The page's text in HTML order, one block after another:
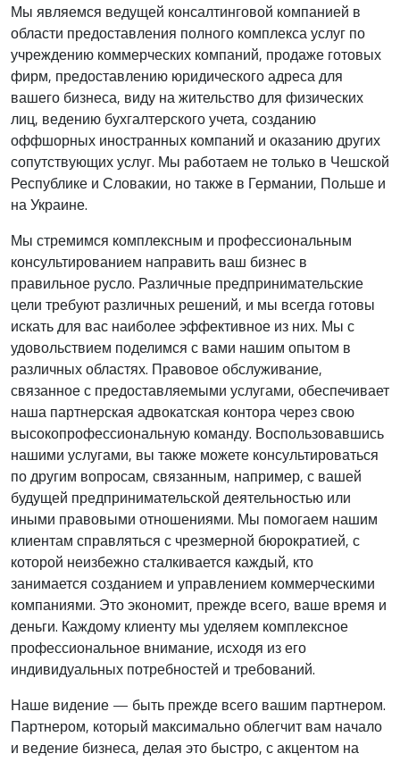
Мы являемся ведущей консалтинговой компанией в
области предоставления полного комплекса услуг по
учреждению коммерческих компаний, продаже готовых
фирм, предоставлению юридического адреса для
вашего бизнеса, виду на жительство для физических
лиц, ведению бухгалтерского учета, созданию
оффшорных иностранных компаний и оказанию других
сопутствующих услуг. Мы работаем не только в Чешской
Республике и Словакии, но также в Германии, Польше и
на Украине.
Мы стремимся комплексным и профессиональным
консультированием направить ваш бизнес в
правильное русло. Различные предпринимательские
цели требуют различных решений, и мы всегда готовы
искать для вас наиболее эффективное из них. Мы с
удовольствием поделимся с вами нашим опытом в
различных областях. Правовое обслуживание,
связанное с предоставляемыми услугами, обеспечивает
наша партнерская адвокатская контора через свою
высокопрофессиональную команду. Воспользовавшись
нашими услугами, вы также можете консультироваться
по другим вопросам, связанным, например, с вашей
будущей предпринимательской деятельностью или
иными правовыми отношениями. Мы помогаем нашим
клиентам справляться с чрезмерной бюрократией, с
которой неизбежно сталкивается каждый, кто
занимается созданием и управлением коммерческими
компаниями. Это экономит, прежде всего, ваше время и
деньги. Каждому клиенту мы уделяем комплексное
профессиональное внимание, исходя из его
индивидуальных потребностей и требований.
Наше видение — быть прежде всего вашим партнером.
Партнером, который максимально облегчит вам начало
и ведение бизнеса, делая это быстро, с акцентом на